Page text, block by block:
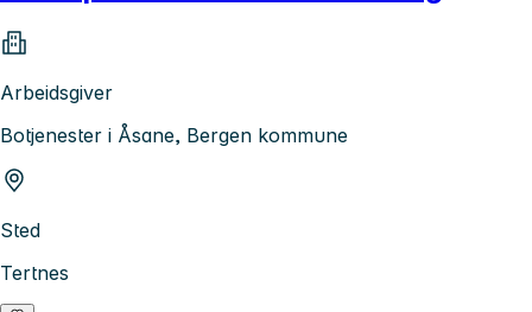
Arbeidsgiver
Botjenester i Åsane, Bergen kommune
Sted
Tertnes